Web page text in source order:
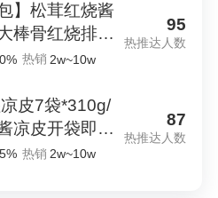
】松茸红烧酱
棒骨红烧排骨
热销 2w~10w
95
热推达人数
皮7袋*310g/
凉皮开袋即食
5% 热销 2w~10w
87
热推达人数